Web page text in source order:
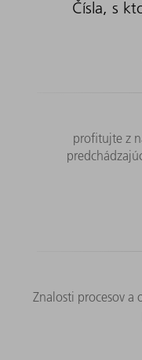
Čísla, s
profitujte z
Znalosti procesov a